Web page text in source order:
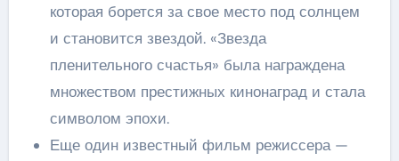
которая борется за свое место под солнцем
и становится звездой. «Звезда
пленительного счастья» была награждена
множеством престижных кинонаград и стала
символом эпохи.
Еще один известный фильм режиссера —